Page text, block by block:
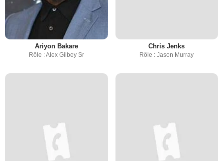
Ariyon Bakare
Rôle : Alex Gilbey Sr
Chris Jenks
Rôle : Jason Murray